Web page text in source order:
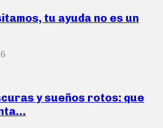
tu ayuda no es un
y sueños rotos: que